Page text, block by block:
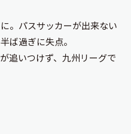
。パスサッカーが出来ない
ば過ぎに失点。
追いつけず、九州リーグで